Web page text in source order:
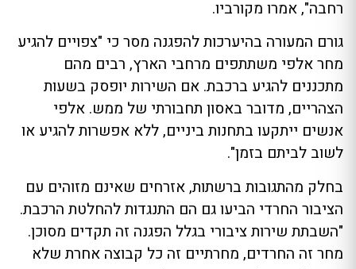
רחבה", אמרו מקורביו.
גורם המעורה בהיערכות להפגנה מסר כי "צפויים להגיע
מחר אלפי משתתפים מרחבי הארץ, רבים מהם
מתכננים להגיע ברכבת. אם השירות יופסק בשעות
הצהריים, מדובר באסון תחבורתי של ממש. אלפי
אנשים ייתקעו בתחנות ביניים, ללא אפשרות להגיע או
לשוב לביתם בזמן".
בחלק מהתגובות ברשתות, אזרחים שאינם מזוהים עם
הציבור החרדי הביעו גם הם התנגדות להחלטת הרכבת.
"השבתת שירות ציבורי בגלל הפגנה זה תקדים מסוכן.
מחר זה החרדים, מחרתיים זה כל קבוצה אחרת שלא